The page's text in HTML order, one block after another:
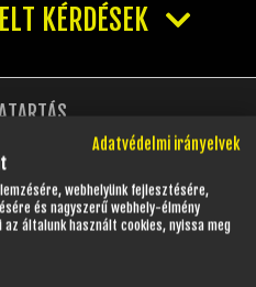
KÉRDÉSEK
08:00 - 17:00
08:00 - 13:00
Zárva
Adatvédelmi irányelvek
webhelyünk fejlesztésére,
és nagyszerű webhely-élmény
általunk használt cookies, nyissa meg